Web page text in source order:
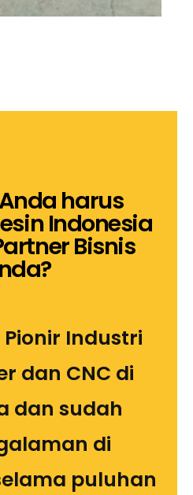
harus
Indonesia
Bisnis
Industri
dan CNC di
dan sudah
di
puluhan